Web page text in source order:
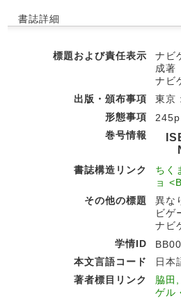
書誌詳細
標題および責任表示
ナビ
成著
ナビ
出版・頒布事項
東京
形態事項
巻号情報
書誌構造リンク
ちく
ョ
その他の標題
異な
ビゲ
ナビ
学情ID
本文言語コード
日本
著者標目リンク
脇田
ゲル